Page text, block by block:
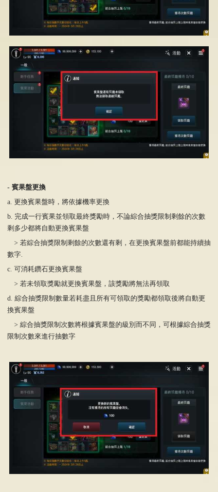
-賓果盤更換
a. 更換賓果盤時，將依據機率更換
b. 完成一行賓果並領取最終獎勵時，不論綜合抽獎限制剩餘的次數
剩多少都將自動更換賓果盤
> 若綜合抽獎限制剩餘的次數還有剩，在更換賓果盤前都能持續抽
數字.
c. 可消耗鑽石更換賓果盤
> 若未領取獎勵就更換賓果盤，該獎勵將無法再領取
d. 綜合抽獎限制數量若耗盡且所有可領取的獎勵都領取後將自動更
換賓果盤
> 綜合抽獎限制次數將根據賓果盤的級別而不同，可根據綜合抽獎
限制次數來進行抽數字